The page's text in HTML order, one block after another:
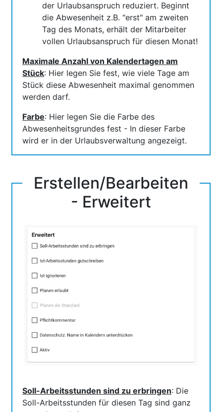
der Urlaubsanspruch reduziert. Beginnt
die Abwesenheit z.B. "erst" am zweiten
Tag des Monats, erhält der Mitarbeiter
vollen Urlaubsanspruch für diesen Monat!
Maximale Anzahl von Kalendertagen am
Stück: Hier legen Sie fest, wie viele Tage am
Stück diese Abwesenheit maximal genommen
werden darf.
Farbe: Hier legen Sie die Farbe des
Abwesenheitsgrundes fest - In dieser Farbe
wird er in der Urlaubsverwaltung angezeigt.
Erstellen/Bearbeiten
- Erweitert
Soll-Arbeitsstunden sind zu erbringen: Die
Soll-Arbeitsstunden für diesen Tag sind ganz